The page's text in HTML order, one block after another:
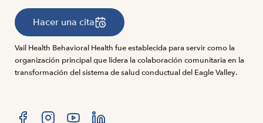
Hacer una cita
Vail Health Behavioral Health fue establecida para servir como la
organización principal que lidera la colaboración comunitaria en la
transformación del sistema de salud conductual del Eagle Valley.